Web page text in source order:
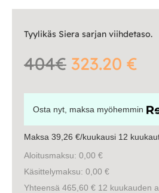
Valaisimet
Vuodesohvat
Senioreille
| Yhteystiedot
Tyylikäs Siera sarjan viihdetaso.
404€ 323.20 €
Osta nyt, maksa myöhemmin
Maksa 39,26 €/kuukausi 12
Aloitusmaksu: 0,00 €
Käsittelymaksu: 0,00 €
Yhteensä 465,60 € 12 kuukauden